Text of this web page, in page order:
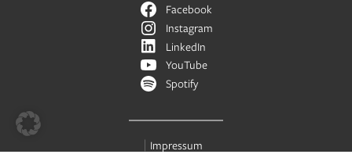
Facebook
Instagram
LinkedIn
YouTube
Spotify
Impressum